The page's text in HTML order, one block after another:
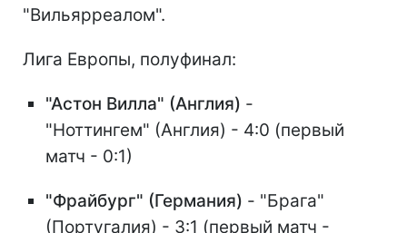
"Вильярреалом".
Лига Европы, полуфинал:
"Астон Вилла" (Англия) -
"Ноттингем" (Англия) - 4:0 (первый
матч - 0:1)
"Фрайбург" (Германия) - "Брага"
(Португалия) - 3:1 (первый матч -